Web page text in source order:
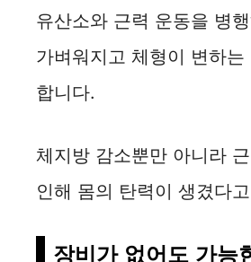
유산소와 근력 운동을 병
가벼워지고 체형이 변하
합니다.
체지방 감소뿐만 아니라
인해 몸의 탄력이 생겼다
장비가 없어도 가능